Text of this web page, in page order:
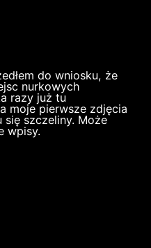
do wniosku, że
nurkowych
razy już tu
moje pierwsze zdjęcia
szczeliny. Może
wpisy.